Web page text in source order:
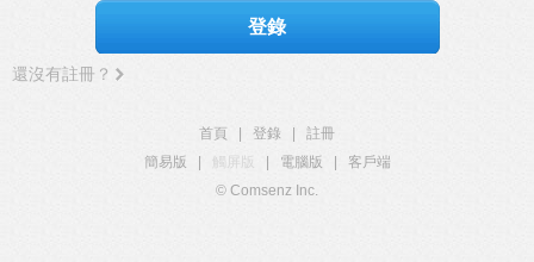
登錄
還沒有註冊？
首頁 登錄
註冊
簡易版
觸屏版 電腦版
客戶端
© Comsenz Inc.